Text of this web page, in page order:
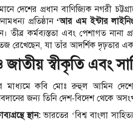
দেশের প্রধান বাণিজ্যিক নগরী
প্রতিষ্ঠান ‘আর এম ইন্টার
তীব্র কর্মব্যস্ততা এবং পেশাগত নানা
রেখেছেন, যা তাঁর আদর্শিক দৃঢ়তার
জাতীয় স্বীকৃতি এবং
মাধ্যমে কবি মোঃ রুহুল আমিন দেশের
জন্য তিনি দেশ-বিদেশ থেকে
স্থান:ভারতের ‘বিশ্ব বাংলা